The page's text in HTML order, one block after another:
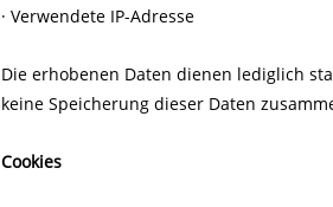
· Verwendete IP-Adresse
Die erhobenen Daten dienen lediglich
keine Speicherung dieser Daten
Cookies